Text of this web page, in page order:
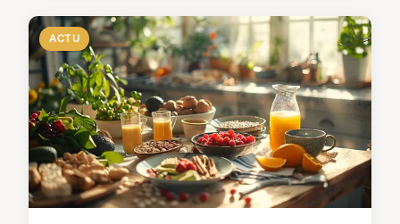
ACTU